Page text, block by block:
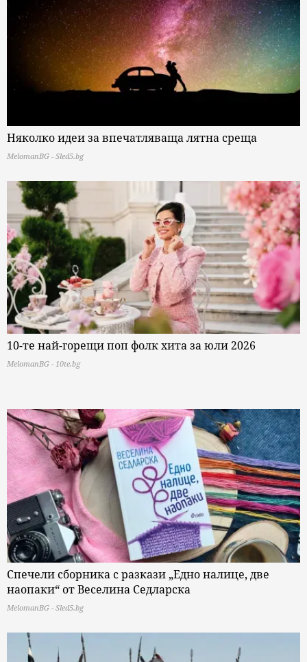
Няколко идеи за впечатляваща лятна среща
MelomanBG - Sled5.bg
10-те най-горещи поп фолк хита за юли 2026
MelomanBG - 10te.bg
Спечели сборника с разкази „Едно налице, две
наопаки“ от Веселина Седларска
MelomanBG - Sled5.bg